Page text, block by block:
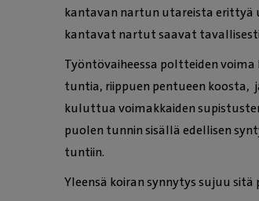
kantavan nartun utareista erittyä
kantavat nartut saavat tavallisesti
Työntövaiheessa poltteiden
tuntia, riippuen pentueen koosta,
kuluttua voimakkaiden
puolen tunnin sisällä edellisen
tuntiin.
Yleensä koiran synnytys sujuu